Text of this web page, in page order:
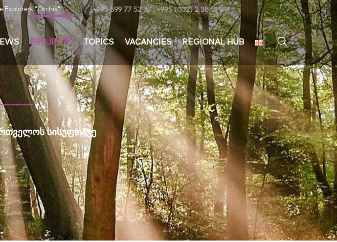
Explorers "Orchis" +995 599 77 52 37 ; +995 (032) 2 38 51 99
PROJECTS TOPICS VACANCIES REGIONAL HUB
ᲡᲘᲡᲣᲤᲗᲐᲕᲔ